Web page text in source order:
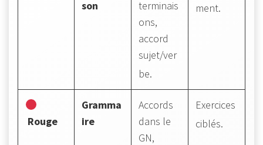
son
terminais
ons,
accord
sujet/ver
be.
ment.
Rouge
Gramma
ire
Accords
dans le
GN,
Exercices
ciblés.